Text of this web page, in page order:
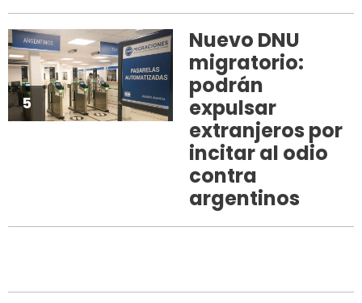
5
Nuevo DNU
migratorio:
podrán
expulsar
extranjeros por
incitar al odio
contra
argentinos